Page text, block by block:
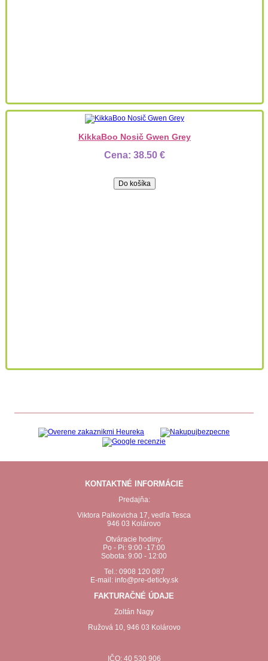
KikkaBoo Nosič Gwen Grey
Cena: 38.50 €
KONTAKTNÉ INFORMÁCIE
Predajňa:
Viktora Palkovicha 17, vedľa Tesca
946 03 Kolárovo
Otváracie hodiny:
Po - Pi: 9:00 -17:00
Sobota: 9:00 - 12:00
Tel.: 0908 120 087
E-mail: info@pre-deticky.sk
FAKTURAČNÉ ÚDAJE
Zoltán Nagy
Ružová 10, 946 03 Kolárovo
IČO: 40 530 906